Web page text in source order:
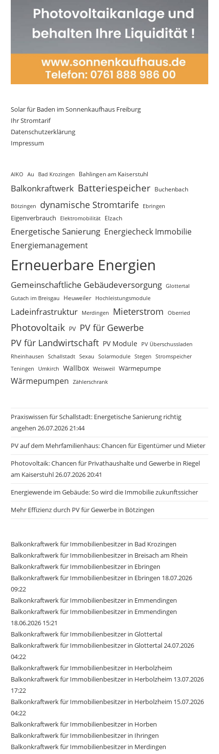
Solar für Baden im Sonnenkaufhaus Freiburg
Ihr Stromtarif
Datenschutzerklärung
Impressum
AIKO Au Bad Krozingen Bahlingen am Kaiserstuhl
Balkonkraftwerk Batteriespeicher Buchenbach
Bötzingen dynamische Stromtarife Ebringen
Eigenverbrauch Elektromobilität Elzach
Energetische Sanierung Energiecheck Immobilie
Energiemanagement
Erneuerbare Energien
Gemeinschaftliche Gebäudeversorgung Glottertal
Gutach im Breisgau
Heuweiler Hochleistungsmodule
Ladeinfrastruktur Merdingen Mieterstrom Oberried
Photovoltaik PV PV für Gewerbe
PV für Landwirtschaft PV Module
PV Überschussladen
Rheinhausen
Schallstadt Sexau Solarmodule Stegen
Stromspeicher
Teningen
Umkirch Wallbox Weisweil Wärmepumpe
Wärmepumpen Zählerschrank
Praxiswissen für Schallstadt: Energetische Sanierung richtig
angehen 26.07.2026 21:44
PV auf dem Mehrfamilienhaus: Chancen für Eigentümer und Mieter
Photovoltaik: Chancen für Privathaushalte und Gewerbe in Riegel
am Kaiserstuhl 26.07.2026 20:41
Energiewende im Gebäude: So wird die Immobilie zukunftssicher
Mehr Effizienz durch PV für Gewerbe in Bötzingen
Balkonkraftwerk für Immobilienbesitzer in Bad Krozingen
Balkonkraftwerk für Immobilienbesitzer in Breisach am Rhein
Balkonkraftwerk für Immobilienbesitzer in Ebringen
Balkonkraftwerk für Immobilienbesitzer in Ebringen 18.07.2026
09:22
Balkonkraftwerk für Immobilienbesitzer in Emmendingen
Balkonkraftwerk für Immobilienbesitzer in Emmendingen
18.06.2026 15:21
Balkonkraftwerk für Immobilienbesitzer in Glottertal
Balkonkraftwerk für Immobilienbesitzer in Glottertal 24.07.2026
04:22
Balkonkraftwerk für Immobilienbesitzer in Herbolzheim
Balkonkraftwerk für Immobilienbesitzer in Herbolzheim 13.07.2026
17:22
Balkonkraftwerk für Immobilienbesitzer in Herbolzheim 15.07.2026
04:22
Balkonkraftwerk für Immobilienbesitzer in Horben
Balkonkraftwerk für Immobilienbesitzer in Ihringen
Balkonkraftwerk für Immobilienbesitzer in Merdingen